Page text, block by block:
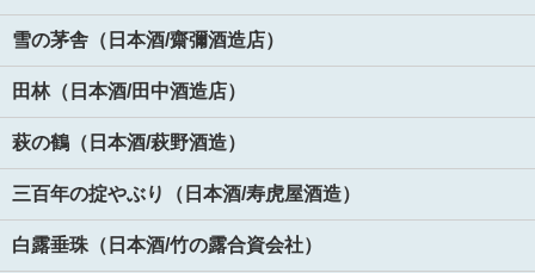
雪の茅舎（日本酒/齋彌酒造店）
田林（日本酒/田中酒造店）
萩の鶴（日本酒/萩野酒造）
三百年の掟やぶり（日本酒/寿虎屋酒造）
白露垂珠（日本酒/竹の露合資会社）